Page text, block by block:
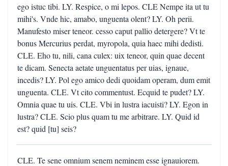
ego istuc tibi. LY. Respice, o mi lepos. CLE Nempe ita ut tu
mihi's. Vnde hic, amabo, unguenta olent? LY. Oh perii.
Manufesto miser teneor. cesso caput pallio detergere? Vt te
bonus Mercurius perdat, myropola, quia haec mihi dedisti.
CLE. Eho tu, nili, cana culex: uix teneor, quin quae decent
te dicam. Senecta aetate unguentatus per uias, ignaue,
incedis? LY. Pol ego amico dedi quoidam operam, dum emit
unguenta. CLE. Vt cito commentust. Ecquid te pudet? LY.
Omnia quae tu uis. CLE. Vbi in lustra iacuisti? LY. Egon in
lustra? CLE. Scio plus quam tu me arbitrare. LY. Quid id
est? quid [tu] seis?
CLE. Te sene omnium senem neminem esse ignauiorem.